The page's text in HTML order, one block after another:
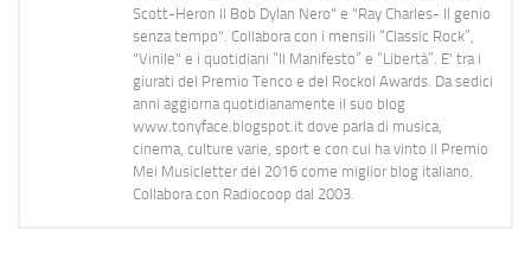
Scott-Heron Il Bob Dylan Nero" e "Ray Charles- Il genio
senza tempo". Collabora con i mensili “Classic Rock”,
"Vinile" e i quotidiani “Il Manifesto” e “Libertà”. E' tra i
giurati del Premio Tenco e del Rockol Awards. Da sedici
anni aggiorna quotidianamente il suo blog
www.tonyface.blogspot.it dove parla di musica,
cinema, culture varie, sport e con cui ha vinto il Premio
Mei Musicletter del 2016 come miglior blog italiano.
Collabora con Radiocoop dal 2003.